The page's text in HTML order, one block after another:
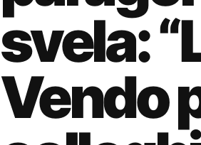
svela:
Vendo